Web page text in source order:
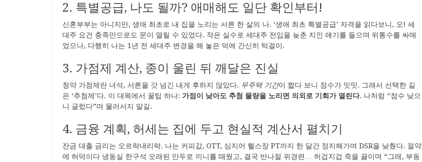
2. 특별공급, 나도 될까? 애매해도 일단 확인부터!
신혼부부는 아니지만, 생애 최초로 내 집을 노리는 서른 한 살의 나. ‘생애 최초 특별공급’ 자격을 읽다보니, 오! 세
대주 요건 충족만으로도 문이 열릴 수 있었다. 작은 실수로 세대주 전입을 늦춘 지인 얘기를 들으며 뒤통수를 싸매
었으나, 다행히 나는 1년 전 세대주 변경을 해 놓은 덕에 간신히 턱걸이.
3. 가점제 계산, 종이 울린 뒤 깨달은 진실
청약 가점제란 녀석, 서른을 갓 넘긴 내게 후하지 않았다. 무주택 기간이 짧다 보니 점수가 밋밋. 그래서 선택한 길
은 ‘추첨제’다. 이 대목에서 꿀팁 하나: 가점이 낮아도 추첨 물량을 노리면 의외로 기회가 열린다. 나처럼 “점수 낮으
니 글렀다”며 물러서지 말길.
4. 금융 계획, 허세는 집에 두고 현실적 계산서 펼치기
잔금 대출 금리는 오르락내리락. 나는 커피값, OTT, 심지어 헬스장 PT까지 한 달간 정지해가며 DSR을 낮췄다. 절약
에 허덕이다 냉동실 한구석 오래된 만두로 끼니를 때웠고, 결국 반나절 위경련… 허겁지겁 죽을 끓이며 “그래, 부동